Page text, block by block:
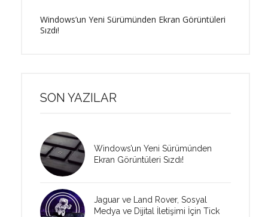
Windows’un Yeni Sürümünden Ekran Görüntüleri
Sızdı!
SON YAZILAR
Windows’un Yeni Sürümünden
Ekran Görüntüleri Sızdı!
Jaguar ve Land Rover, Sosyal
Medya ve Dijital İletişimi İçin Tick